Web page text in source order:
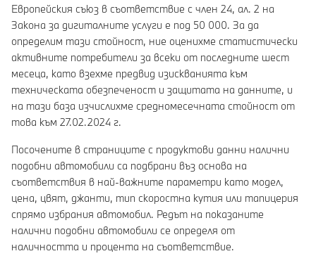
Европейския съюз в съответствие с член 24, ал. 2 на
Закона за дигиталните услуги е под 50 000. За да
определим тази стойност, ние оценихме статистически
активните потребители за всеки от последните шест
месеца, като взехме предвид изискванията към
техническата обезпеченост и защитата на данните, и
на тази база изчислихме средномесечната стойност от
това към 27.02.2024 г.
Посочените в страниците с продуктови данни налични
подобни автомобили са подбрани въз основа на
съответствия в най-важните параметри като модел,
цена, цвят, джанти, тип скоростна кутия или тапицерия
спрямо избрания автомобил. Редът на показаните
налични подобни автомобили се определя от
наличността и процента на съответствие.